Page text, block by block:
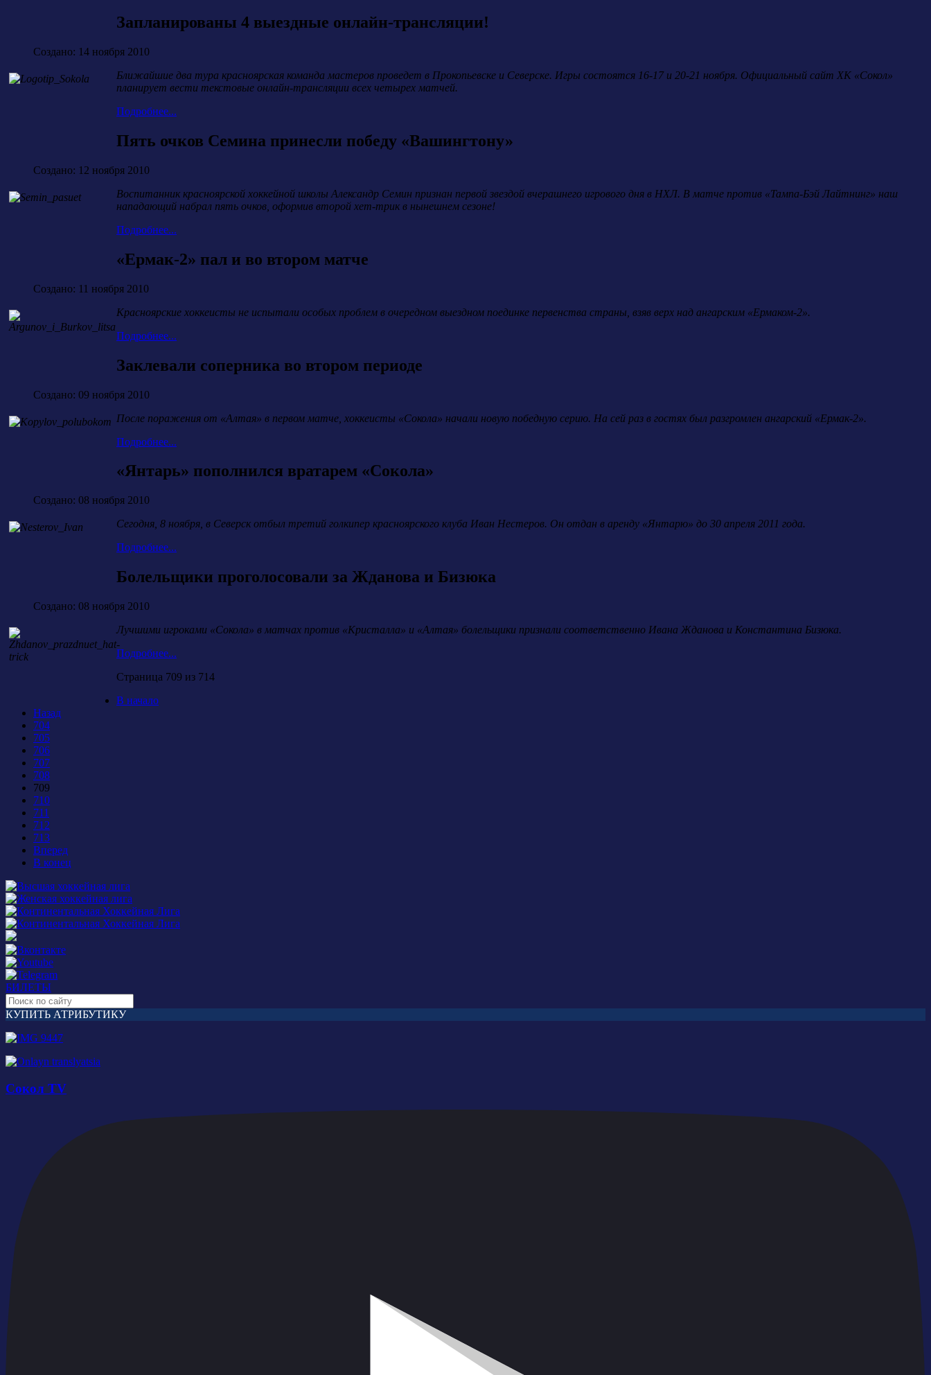
Запланированы 4 выездные онлайн-трансляции!
Создано: 14 ноября 2010
Ближайшие два тура красноярская команда мастеров проведет в Прокопьевске и Северске. Игры состоятся 16-17 и 20-21 ноября. Официальный сайт ХК «Сокол»
планирует вести текстовые онлайн-трансляции всех четырех матчей.
Подробнее...
Пять очков Семина принесли победу «Вашингтону»
Создано: 12 ноября 2010
Воспитанник красноярской хоккейной школы Александр Семин признан первой звездой вчерашнего игрового дня в НХЛ. В матче против «Тампа-Бэй Лайтнинг» наш
нападающий набрал пять очков, оформив второй хет-трик в нынешнем сезоне!
Подробнее...
«Ермак-2» пал и во втором матче
Создано: 11 ноября 2010
Красноярские хоккеисты не испытали особых проблем в очередном выездном поединке первенства страны, взяв верх над ангарским «Ермаком-2».
Подробнее...
Заклевали соперника во втором периоде
Создано: 09 ноября 2010
После поражения от «Алтая» в первом матче, хоккеисты «Сокола» начали новую победную серию. На сей раз в гостях был разгромлен ангарский «Ермак-2».
Подробнее...
«Янтарь» пополнился вратарем «Сокола»
Создано: 08 ноября 2010
Сегодня, 8 ноября, в Северск отбыл третий голкипер красноярского клуба Иван Нестеров. Он отдан в аренду «Янтарю» до 30 апреля 2011 года.
Подробнее...
Болельщики проголосовали за Жданова и Бизюка
Создано: 08 ноября 2010
Лучшими игроками «Сокола» в матчах против «Кристалла» и «Алтая» болельщики признали соответственно Ивана Жданова и Константина Бизюка.
Подробнее...
Страница 709 из 714
В начало
Назад
704
705
706
707
708
709
710
711
712
713
Вперед
В конец
БИЛЕТЫ
КУПИТЬ АТРИБУТИКУ
Сокол TV